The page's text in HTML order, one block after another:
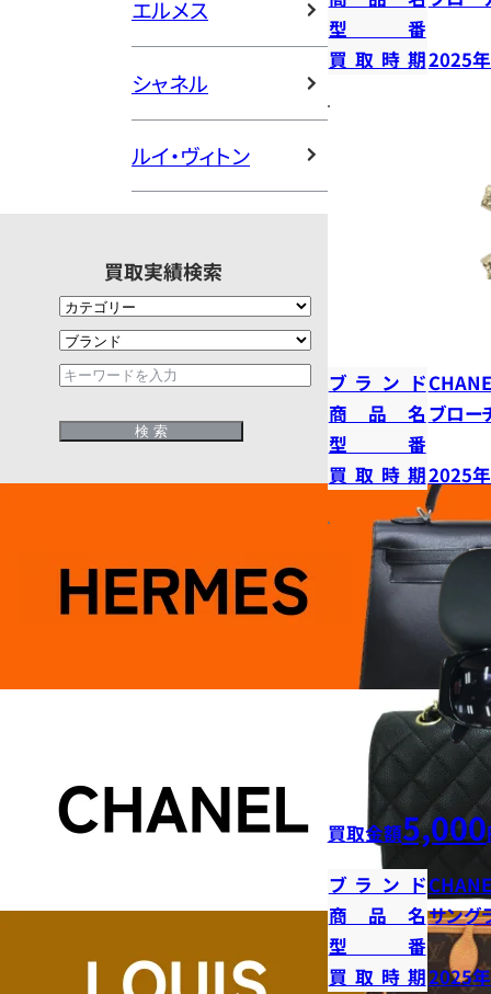
エルメス
シャネル
ルイ・ヴィトン
買取実績検索
型番
買取時期2025
ブランド
商品名 ブロー
型番
買取時期2025
買取金額5,000
ブランド
商品名サング
型番
買取時期2025